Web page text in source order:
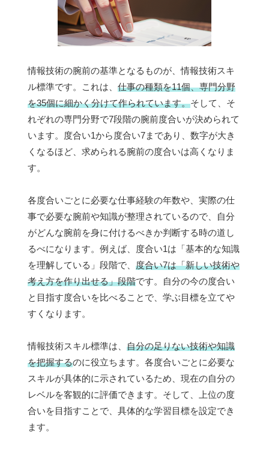
情報技術の腕前の基準となるものが、情報技術スキ
ル標準です。これは、 仕事の種類を11個、専門分野
を35個に細かく分けて作られています。そして、そ
れぞれの専門分野で7段階の腕前度合いが決められて
います。度合い1から度合い7まであり、数字が大き
くなるほど、求められる腕前の度合いは高くなりま
す。
各度合いごとに必要な仕事経験の年数や、実際の仕
事で必要な腕前や知識が整理されているので、自分
がどんな腕前を身に付けるべきか判断する時の道し
るべになります。例えば、度合い1は「基本的な知識
を理解している」段階で、 度合い7は「新しい技術や
考え方を作り出せる」段階です。自分の今の度合い
と目指す度合いを比べることで、学ぶ目標を立てや
すくなります。
情報技術スキル標準は、 自分の足りない技術や知識
を把握するのに役立ちます。各度合いごとに必要な
スキルが具体的に示されているため、現在の自分の
レベルを客観的に評価できます。そして、上位の度
合いを目指すことで、具体的な学習目標を設定でき
ます。